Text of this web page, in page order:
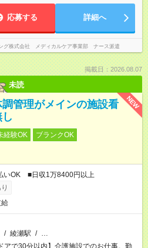
応募する 詳細へ
グ株式会社 メディカルケア事業部 ナース派遣
掲載日：2026.08.07
未読
NEW
管理がメインの施設看
経験OK
ブランクOK
OK ■日収1万8400円以上
/ 綾瀬駅 / …
アで30分以内】介護施設でのお仕事。勤